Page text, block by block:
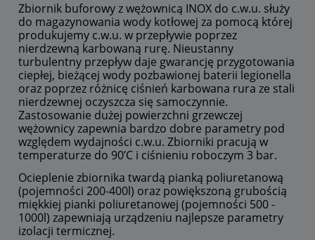
Zbiornik buforowy z wężownicą INOX do c.w.u. służy
do magazynowania wody kotłowej za pomocą której
produkujemy c.w.u. w przepływie poprzez
nierdzewną karbowaną rurę. Nieustanny
turbulentny przepływ daje gwarancję przygotowania
ciepłej, bieżącej wody pozbawionej baterii legionella
oraz poprzez różnicę ciśnień karbowana rura ze stali
nierdzewnej oczyszcza się samoczynnie.
Zastosowanie dużej powierzchni grzewczej
wężownicy zapewnia bardzo dobre parametry pod
względem wydajności c.w.u. Zbiorniki pracują w
temperaturze do 90’C i ciśnieniu roboczym 3 bar.
Ocieplenie zbiornika twardą pianką poliuretanową
(pojemności 200-400l) oraz powiększoną grubością
miękkiej pianki poliuretanowej (pojemności 500 -
1000l) zapewniają urządzeniu najlepsze parametry
izolacji termicznej.